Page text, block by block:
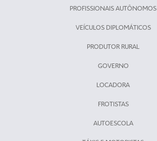
PROFISSIONAIS AUTÔNOMOS
VEÍCULOS DIPLOMÁTICOS
PRODUTOR RURAL
GOVERNO
LOCADORA
FROTISTAS
AUTOESCOLA